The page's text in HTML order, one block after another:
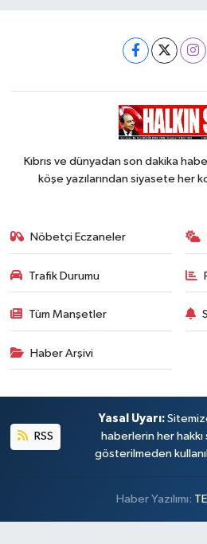
Kıbrıs ve dünyadan son dakika
köşe yazılarından siyasete her
Nöbetçi Eczaneler
Trafik Durumu
Tüm Manşetler
Haber Arşivi
RSS
Yasal Uyarı:
haberlerin her hakkı
gösterilmeden
Haber Yazılımı: